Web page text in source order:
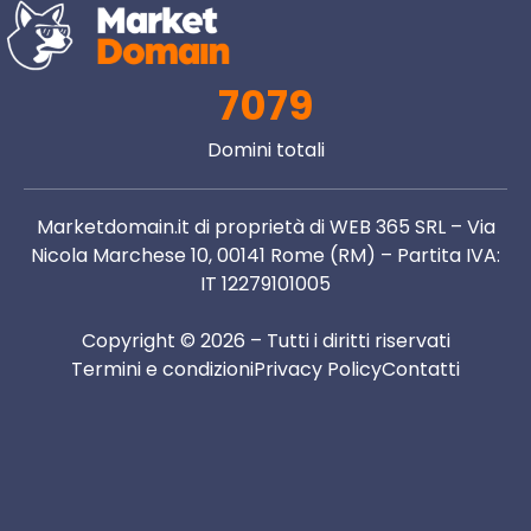
7079
Domini totali
Marketdomain.it di proprietà di WEB 365 SRL – Via
Nicola Marchese 10, 00141 Rome (RM) – Partita IVA:
IT 12279101005
Copyright © 2026 – Tutti i diritti riservati
Termini e condizioniPrivacy PolicyContatti